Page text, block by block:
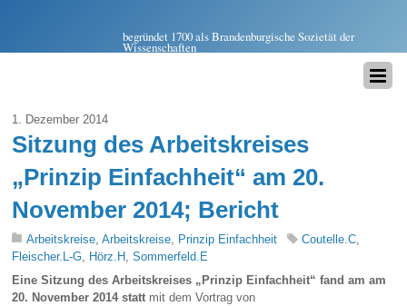
begründet 1700 als Brandenburgische Sozietät der
Wissenschaften
1. Dezember 2014
Sitzung des Arbeitskreises
„Prinzip Einfachheit“ am 20.
November 2014; Bericht
Arbeitskreise,Arbeitskreise, Prinzip Einfachheit Coutelle.C,
Fleischer.L-G, Hörz.H ,Sommerfeld.E
Eine Sitzung des Arbeitskreises „Prinzip Einfachheit“ fand am am
20. November 2014 statt mit dem Vortrag von